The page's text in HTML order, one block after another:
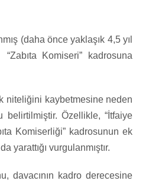
(daha önce yaklaşık 4,5 yıl
Komiseri” kadrosuna
niteliğini kaybetmesine neden
belirtilmiştir. Özellikle, “İtfaiye
Komiserliği” kadrosunun ek
yarattığı vurgulanmıştır.
davacının kadro derecesine